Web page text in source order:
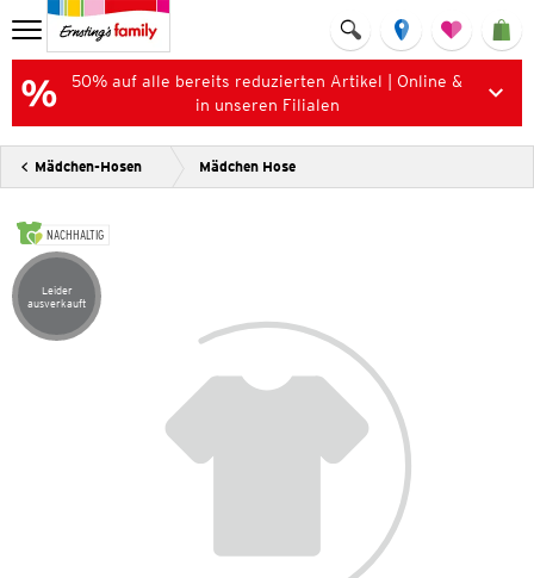
50% auf alle bereits reduzierten Artikel | Online &
in unseren Filialen
Mädchen-Hosen Mädchen Hose
NACHHALTIG
Artikel leider ausverkauft
Leider
ausverkauft